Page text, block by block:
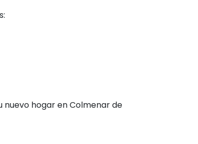
nuevo hogar en Colmenar de